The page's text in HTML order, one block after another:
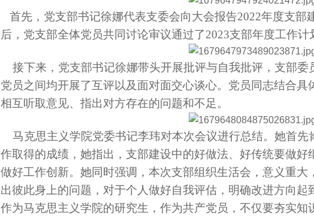
首先，党支部书记徐娜代表支委会向大会报告2022年度支部
后，党支部全体党员共同讨论审议通过了2023支部年度工作计
接下来，党支部书记徐娜带头开展批评与自我批评，支部委
党员之间均开展了互评以及面对面交心谈心。党员同志结合具
相互听取意见、指出对方存在的问题和不足。
马克思主义学院党委书记李玮对本次会议进行总结。她首先
作取得的成绩，她指出，支部建设中的好做法、好传统要做好
做好工作创新。她同时强调，本次支部组织生活会，意义重
出彼此身上的问题，对于个人做好自我评估，明确改进方向起
作为马克思主义学院的研究生，作为共产党员，不仅要夯实知